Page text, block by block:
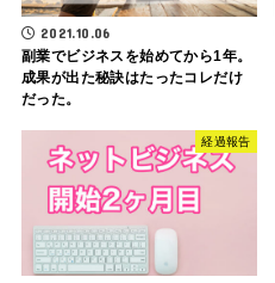
2021.10.06
副業でビジネスを始めてから1年。
成果が出た秘訣はたったコレだけ
だった。
経過報告